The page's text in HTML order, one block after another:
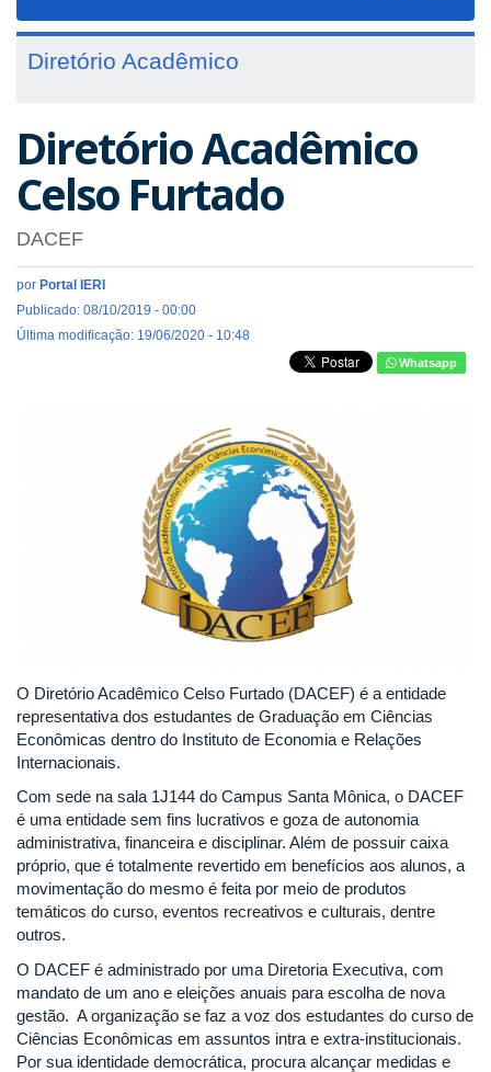
Diretório Acadêmico
Diretório Acadêmico
Celso Furtado
DACEF
por Portal IERI
Publicado: 08/10/2019 - 00:00
Última modificação: 19/06/2020 - 10:48
Whatsapp
O Diretório Acadêmico Celso Furtado (DACEF) é a entidade
representativa dos estudantes de Graduação em Ciências
Econômicas dentro do Instituto de Economia e Relações
Internacionais.
Com sede na sala 1J144 do Campus Santa Mônica, o DACEF
é uma entidade sem fins lucrativos e goza de autonomia
administrativa, financeira e disciplinar. Além de possuir caixa
próprio, que é totalmente revertido em benefícios aos alunos, a
movimentação do mesmo é feita por meio de produtos
temáticos do curso, eventos recreativos e culturais, dentre
outros.
O DACEF é administrado por uma Diretoria Executiva, com
mandato de um ano e eleições anuais para escolha de nova
gestão. A organização se faz a voz dos estudantes do curso de
Ciências Econômicas em assuntos intra e extra-institucionais.
Por sua identidade democrática, procura alcançar medidas e